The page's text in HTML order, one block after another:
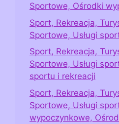
Sportowe, Ośrodki
Sport, Rekreacja,
Sportowe, Usługi
Sport, Rekreacja,
Sportowe, Usługi
sportu i rekreacji
Sport, Rekreacja,
Sportowe, Usługi
wypoczynkowe,